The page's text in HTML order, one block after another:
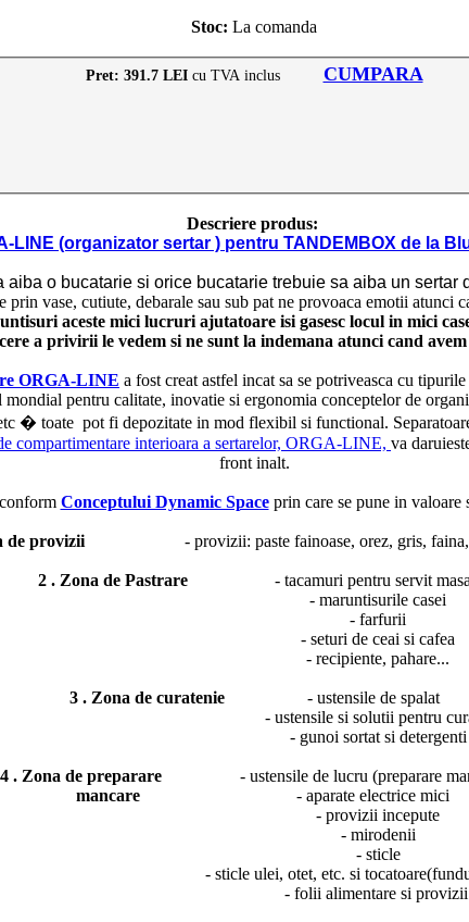
Stoc: La comanda
Pret: 391.7 LEIcu TVA inclus CUMPARA
Descriere produs:
LINE (organizator sertar ) pentru TANDEMBOX de la
aiba o bucatarie si orice bucatarie trebuie sa aiba un sertar
vase, cutiute, debarale sau sub pat ne provoaca emotii atunci
aceste mici lucruri ajutatoare isi gasesc locul in mici
a privirii le vedem si ne sunt la indemana atunci cand avem
ORGA-LINE a fost creat astfel incat sa se potriveasca cu tipurile
mondial pentru calitate, inovatie si ergonomia conceptelor de
� toate pot fi depozitate in mod flexibil si functional.
compartimentare interioara a sertarelor, ORGA-LINE, va
front inalt.
Conceptului Dynamic Spaceprin care se pune in valoare
de provizii- provizii: paste fainoase, orez, gris, faina,
2 . Zona de Pastrare- tacamuri pentru servit masa
- maruntisurile casei
- farfurii
- seturi de ceai si cafea
- recipiente, pahare...
3 . Zona de curatenie- ustensile de spalat
- ustensile si solutii pentru
- gunoi sortat si detergenti
4 . Zona de preparare- ustensile de lucru (preparare
mancare - aparate electrice mici
- provizii incepute
- mirodenii
- sticle
ulei, otet, etc. si tocatoare(funduri)
- folii alimentare si provizii